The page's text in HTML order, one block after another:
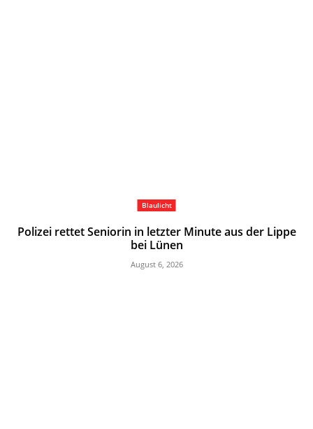
Blaulicht
Polizei rettet Seniorin in letzter Minute aus der Lippe
bei Lünen
August 6, 2026